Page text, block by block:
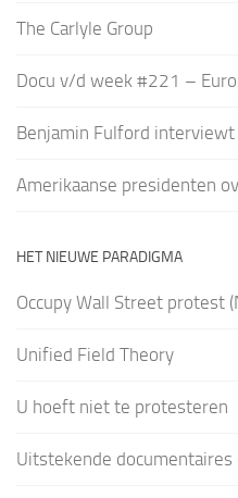
The Carlyle Group
Docu v/d week #221 –
Benjamin Fulford interviewt
Amerikaanse presidenten
HET NIEUWE PARADIGMA
Occupy Wall Street protest
Unified Field Theory
U hoeft niet te protesteren
Uitstekende documentaires